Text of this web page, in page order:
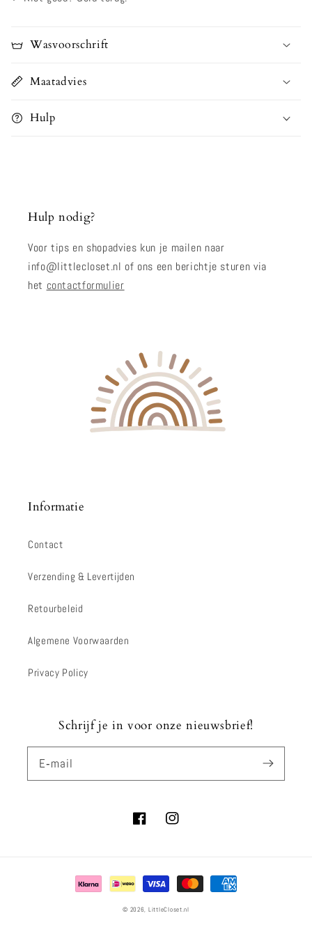
Wasvoorschrift
Maatadvies
Hulp
Hulp nodig?
Voor tips en shopadvies kun je mailen naar
info@littlecloset.nl of ons een berichtje sturen via
het contactformulier
Informatie
Contact
Verzending & Levertijden
Retourbeleid
Algemene Voorwaarden
Privacy Policy
Schrijf je in voor onze nieuwsbrief!
E‑mail
FacebookInstagram
Betaalmethoden
© 2026, LittleCloset.nl